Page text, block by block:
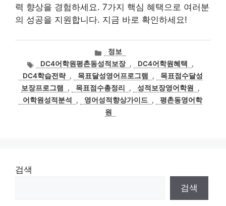
력 향상을 경험하세요. 7가지 핵심 혜택으로 여러분
의 성공을 지원합니다. 지금 바로 확인하세요!
카
테
고
리
정보
태
그
DC4어학원평촌동성적보장 , DC4어학원혜택
,
DC4학습전략 , 목표달성영어프로그램 ,
목표점수달성
보장프로그램
, 목표점수총정리 , 성적보장영어학원
,
어학원성적분석
, 영어성적향상가이드 ,
평촌동영어학
원
검색
검색